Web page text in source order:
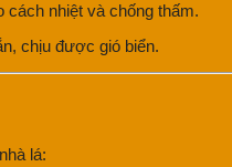
cách nhiệt và chống thấm.
chịu được gió biển.
lá: